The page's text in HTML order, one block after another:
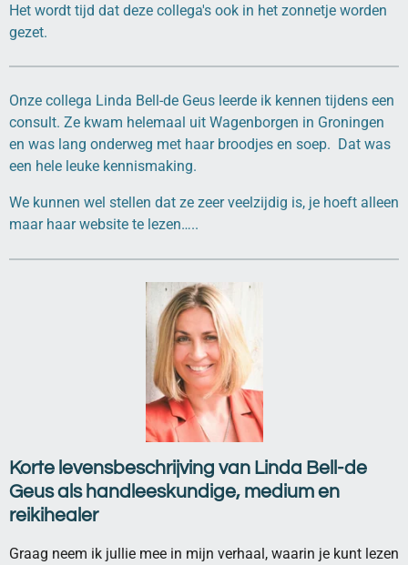
Het wordt tijd dat deze collega's ook in het zonnetje worden
gezet.
Onze collega Linda Bell-de Geus leerde ik kennen tijdens een
consult. Ze kwam helemaal uit Wagenborgen in Groningen
en was lang onderweg met haar broodjes en soep. Dat was
een hele leuke kennismaking.
We kunnen wel stellen dat ze zeer veelzijdig is, je hoeft alleen
maar haar website te lezen…..
Korte levensbeschrijving van Linda Bell-de
Geus als handleeskundige, medium en
reikihealer
Graag neem ik jullie mee in mijn verhaal, waarin je kunt lezen